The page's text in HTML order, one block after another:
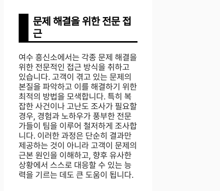
문제 해결을 위한 전문 접
근
여수 흥신소에서는 각종 문제 해결을
위한 전문적인 접근 방식을 취하고
있습니다. 고객이 겪고 있는 문제의
본질을 파악하고 이를 해결하기 위한
최적의 방법을 모색합니다. 특히 복
잡한 사건이나 고난도 조사가 필요할
경우, 경험과 노하우가 풍부한 전문
가들이 팀을 이루어 철저하게 조사합
니다. 이러한 과정은 단순히 결과만
제공하는 것이 아니라 고객이 문제의
근본 원인을 이해하고, 향후 유사한
상황에서 스스로 대응할 수 있는 능
력을 기르는 데도 큰 도움이 됩니다.